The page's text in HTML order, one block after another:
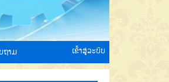
ຖາມ ເຂົ້າສູ່ລະບົບ